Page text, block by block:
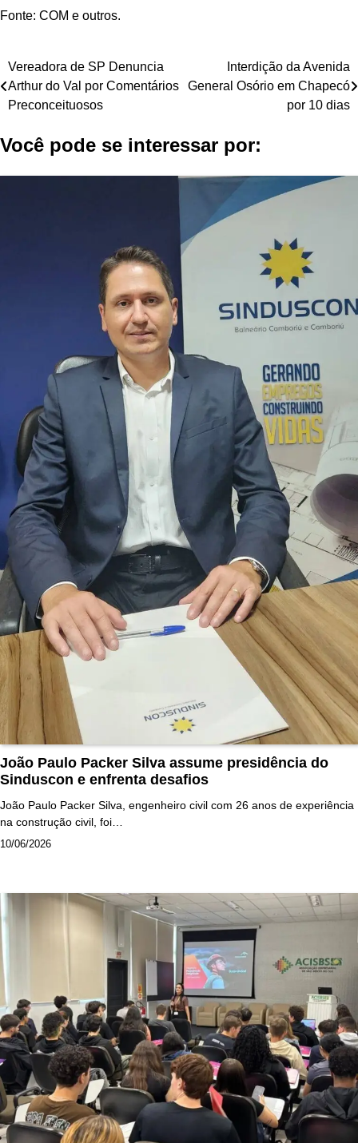
Fonte: COM e outros.
Navegação
de
Vereadora de SP Denuncia
Arthur do Val por Comentários
Preconceituosos
Interdição da Avenida
General Osório em Chapecó
por 10 dias
Você pode se interessar por:
João Paulo Packer Silva assume presidência do
Sinduscon e enfrenta desafios
João Paulo Packer Silva, engenheiro civil com 26 anos de experiência
na construção civil, foi…
10/06/2026